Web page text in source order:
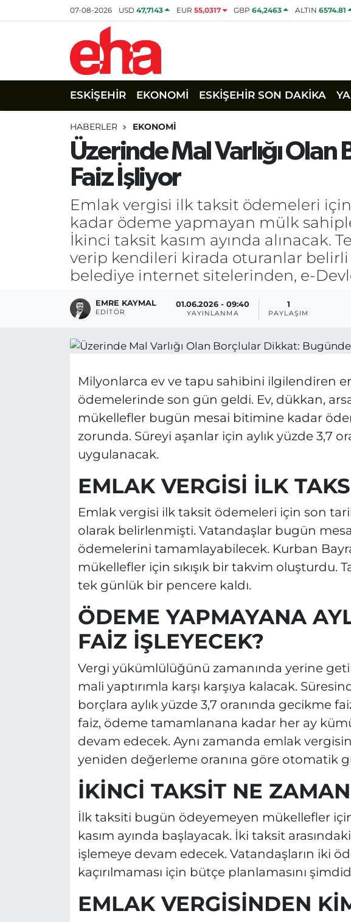
07-08-2026 USD47,7143 EUR 55,0317 GBP64,2463 ALTIN 6574.81
ESKİŞEHİR EKONOMİ ESKİŞEHİR SON DAKİKA
HABERLER EKONOMİ
Üzerinde Mal Varlığı
Faiz İşliyor
Emlak vergisi ilk taksit ödemeleri
kadar ödeme yapmayan mülk
İkinci taksit kasım ayında
verip kendileri kirada oturanlar
belediye internet sitelerinden, e-
EMRE KAYMAL
EDITÖR
01.06.2026 - 09:40
YAYINLANMA
1
PAYLAŞIM
Milyonlarca ev ve tapu sahibini ilgilendiren
ödemelerinde son gün geldi. Ev, dükkan,
mükellefler bugün mesai bitimine kadar
zorunda. Süreyi aşanlar için aylık yüzde 3,7
uygulanacak.
EMLAK VERGİSİ İLK
Emlak vergisi ilk taksit ödemeleri için son
olarak belirlenmişti. Vatandaşlar bugün
ödemelerini tamamlayabilecek. Kurban
mükellefler için sıkışık bir takvim oluşturdu.
tek günlük bir pencere kaldı.
ÖDEME YAPMAYANA
FAİZ İŞLEYECEK?
Vergi yükümlülüğünü zamanında yerine
mali yaptırımla karşı karşıya kalacak.
borçlara aylık yüzde 3,7 oranında gecikme
faiz, ödeme tamamlanana kadar her ay
devam edecek. Aynı zamanda emlak
yeniden değerleme oranına göre otomatik
İKİNCİ TAKSİT NE
İlk taksiti bugün ödeyemeyen mükellefler
kasım ayında başlayacak. İki taksit
işlemeye devam edecek. Vatandaşların iki
kaçırılmaması için bütçe planlamasını
EMLAK VERGİSİNDEN